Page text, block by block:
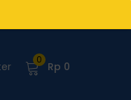
0
Rp 0